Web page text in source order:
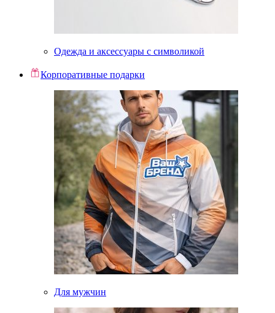
Одежда и аксессуары с символикой
Корпоративные подарки
Для мужчин